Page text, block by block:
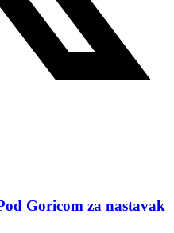
Goricom za nastavak